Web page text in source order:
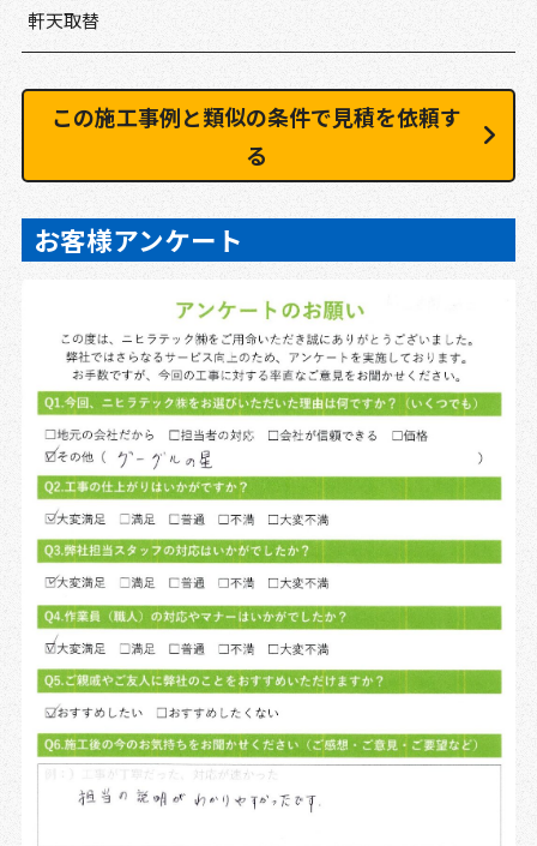
軒天取替
この施工事例と類似の条件で見積を依頼す
る
お客様アンケート